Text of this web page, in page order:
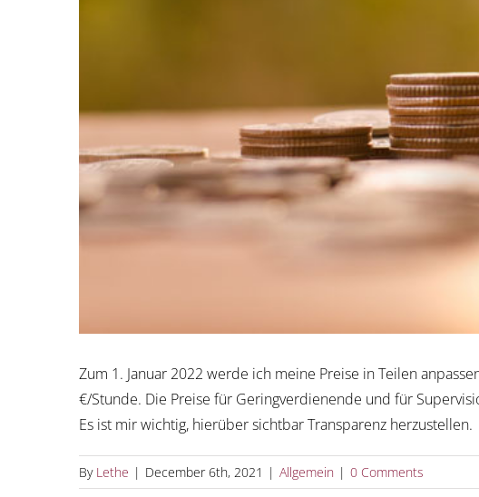
Zum 1. Januar 2022 werde ich meine Preise in Teilen
€/Stunde. Die Preise für Geringverdienende und für
Es ist mir wichtig, hierüber sichtbar Transparenz herzustellen.
By Lethe | December 6th, 2021 | Allgemein | 0 Comments